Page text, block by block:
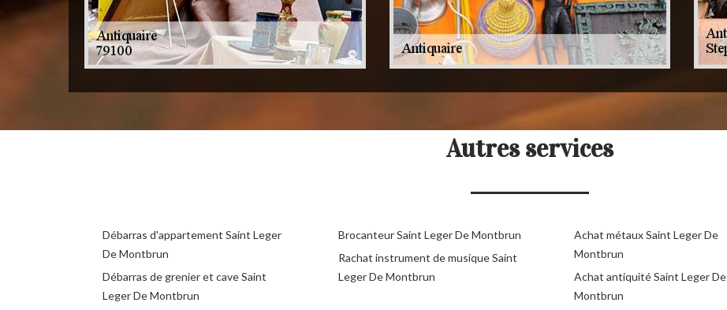
Autres services
Débarras d'appartement Saint Leger
De Montbrun
Débarras de grenier et cave Saint
Leger De Montbrun
Brocanteur Saint Leger De Montbrun
Rachat instrument de musique Saint
Leger De Montbrun
Achat métaux Saint Leger De
Montbrun
Achat antiquité Saint Leger De
Montbrun